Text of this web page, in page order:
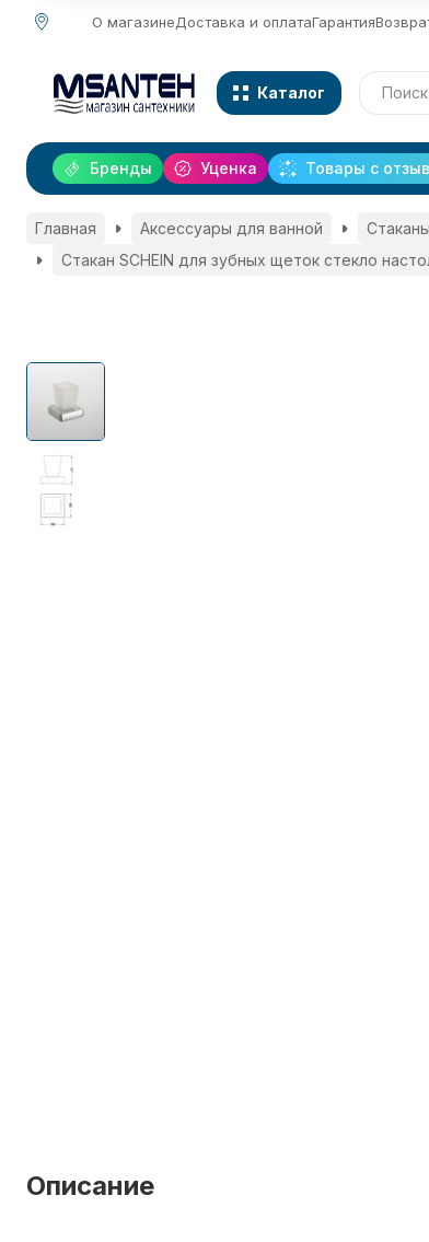
О магазинеДоставка и оплатаГарантия
Каталог
Уценка Товары с
Бренды
Главная Аксессуары для ванной
Стакан SCHEIN для зубных щеток стекло
Описание